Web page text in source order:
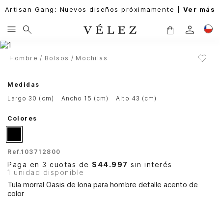
Artisan Gang: Nuevos diseños próximamente | Ver más
Hombre Bolsos Mochilas
Medidas
largo 30 (cm)
ancho 15 (cm) alto 43 (cm)
Colores
Ref.103712800
Paga en 3 cuotas de $44.997 sin interés
1 unidad disponible
Tula morral Oasis de lona para hombre detalle acento de
color